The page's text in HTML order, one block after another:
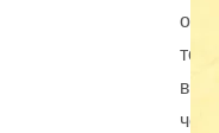
то,
в
чем